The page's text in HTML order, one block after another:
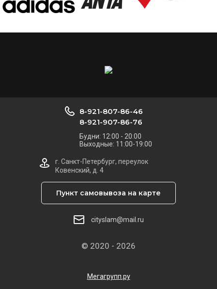
© 2020 - 2026
8-921-807-86-46
8-921-907-86-76
Будни: 12:00 - 20:00
Выходные: 11:00-19:00
г. Санкт-Петербург, переулок
Ковенский, д. 4
Пункт самовывоза на карте
cityslam@mail.ru
Мегагрупп.ру